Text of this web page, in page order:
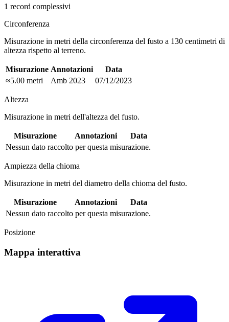
1 record complessivi
Circonferenza
Misurazione in metri della circonferenza del fusto a 130 centimetri di
altezza rispetto al terreno.
Misurazione Annotazioni
Data
≈5.00 metri
Amb 2023 07/12/2023
Altezza
Misurazione in metri dell'altezza del fusto.
Misurazione Annotazioni
Data
Nessun dato raccolto per questa misurazione.
Ampiezza della chioma
Misurazione in metri del diametro della chioma del fusto.
Misurazione Annotazioni
Data
Nessun dato raccolto per questa misurazione.
Posizione
Mappa interattiva